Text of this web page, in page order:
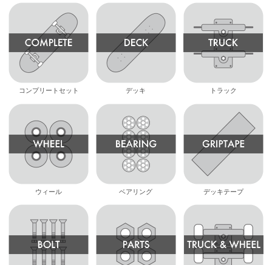
コンプリートセット デッキ トラック
ウィール ベアリング デッキテープ